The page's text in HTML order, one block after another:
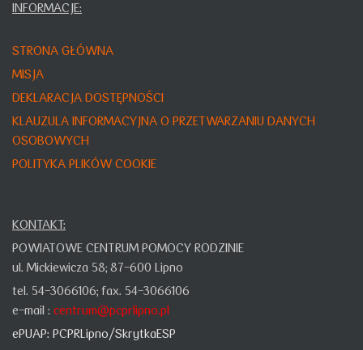
INFORMACJE:
STRONA GŁÓWNA
MISJA
DEKLARACJA DOSTĘPNOŚCI
KLAUZULA INFORMACYJNA O PRZETWARZANIU DANYCH
OSOBOWYCH
POLITYKA PLIKÓW COOKIE
KONTAKT:
POWIATOWE CENTRUM POMOCY RODZINIE
ul. Mickiewicza 58; 87-600 Lipno
tel. 54-3066106; fax. 54-3066106
e-mail : centrum@pcprlipno.pl
ePUAP: PCPRLipno/SkrytkaESP